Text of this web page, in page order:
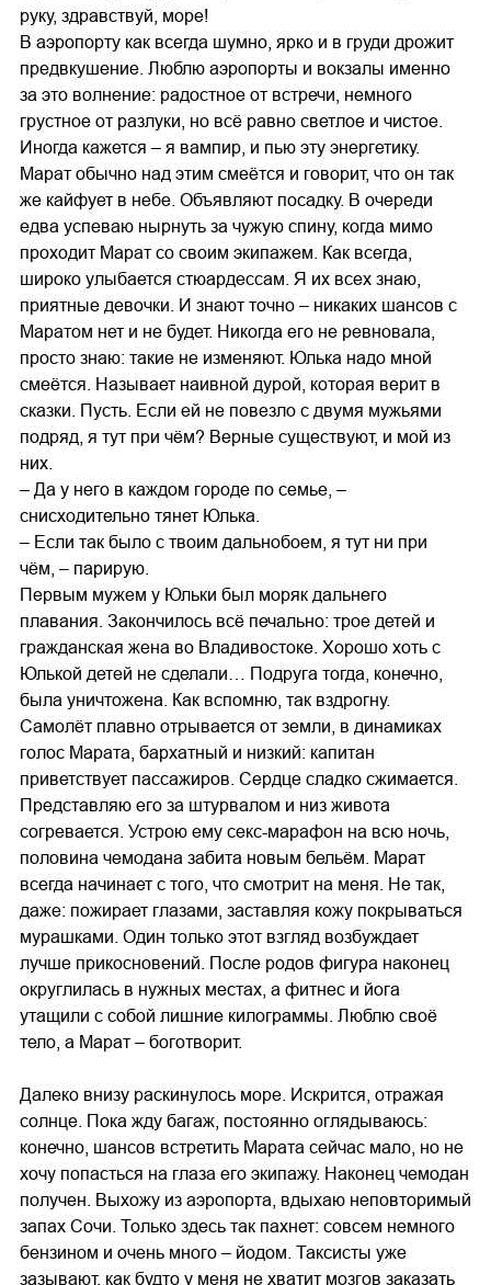
руку, здравствуй, море!
В аэропорту как всегда шумно, ярко и в груди дрожит
предвкушение. Люблю аэропорты и вокзалы именно
за это волнение: радостное от встречи, немного
грустное от разлуки, но всё равно светлое и чистое.
Иногда кажется – я вампир, и пью эту энергетику.
Марат обычно над этим смеётся и говорит, что он так
же кайфует в небе. Объявляют посадку. В очереди
едва успеваю нырнуть за чужую спину, когда мимо
проходит Марат со своим экипажем. Как всегда,
широко улыбается стюардессам. Я их всех знаю,
приятные девочки. И знают точно – никаких шансов с
Маратом нет и не будет. Никогда его не ревновала,
просто знаю: такие не изменяют. Юлька надо мной
смеётся. Называет наивной дурой, которая верит в
сказки. Пусть. Если ей не повезло с двумя мужьями
подряд, я тут при чём? Верные существуют, и мой из
них.
– Да у него в каждом городе по семье, –
снисходительно тянет Юлька.
– Если так было с твоим дальнобоем, я тут ни при
чём, – парирую.
Первым мужем у Юльки был моряк дальнего
плавания. Закончилось всё печально: трое детей и
гражданская жена во Владивостоке. Хорошо хоть с
Юлькой детей не сделали… Подруга тогда, конечно,
была уничтожена. Как вспомню, так вздрогну.
Самолёт плавно отрывается от земли, в динамиках
голос Марата, бархатный и низкий: капитан
приветствует пассажиров. Сердце сладко сжимается.
Представляю его за штурвалом и низ живота
согревается. Устрою ему секс-марафон на всю ночь,
половина чемодана забита новым бельём. Марат
всегда начинает с того, что смотрит на меня. Не так,
даже: пожирает глазами, заставляя кожу покрываться
мурашками. Один только этот взгляд возбуждает
лучше прикосновений. После родов фигура наконец
округлилась в нужных местах, а фитнес и йога
утащили с собой лишние килограммы. Люблю своё
тело, а Марат – боготворит.
Далеко внизу раскинулось море. Искрится, отражая
солнце. Пока жду багаж, постоянно оглядываюсь:
конечно, шансов встретить Марата сейчас мало, но не
хочу попасться на глаза его экипажу. Наконец чемодан
получен. Выхожу из аэропорта, вдыхаю неповторимый
запах Сочи. Только здесь так пахнет: совсем немного
бензином и очень много – йодом. Таксисты уже
зазывают, как будто у меня не хватит мозгов заказать